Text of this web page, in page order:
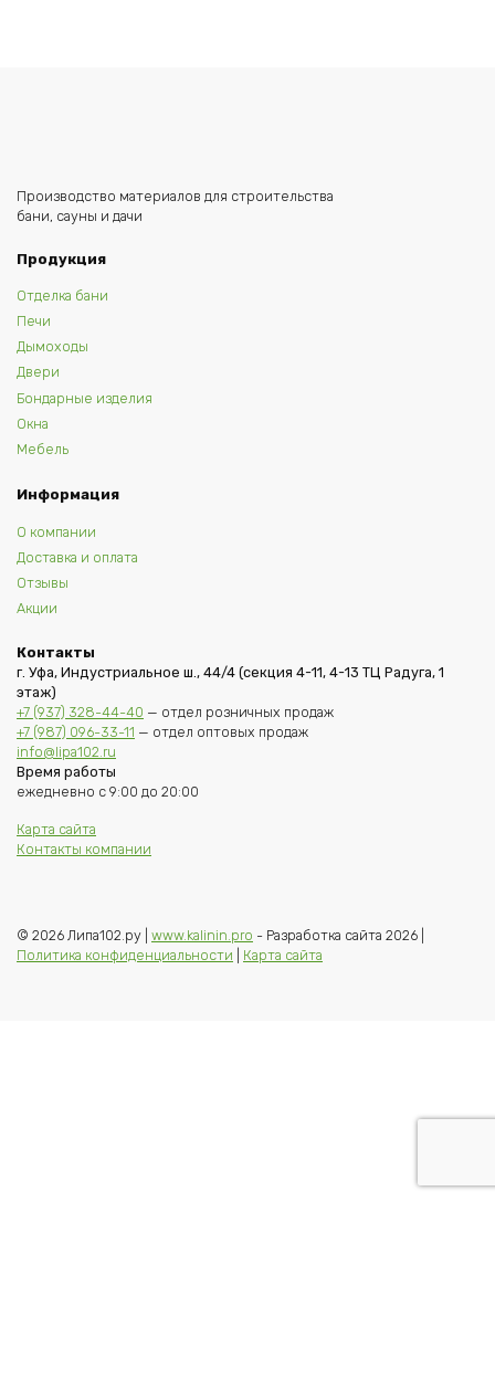
Производство материалов для строительства
бани, сауны и дачи
Продукция
Отделка бани
Печи
Дымоходы
Двери
Бондарные изделия
Окна
Мебель
Информация
О компании
Доставка и оплата
Отзывы
Акции
Контакты
г. Уфа, Индустриальное ш., 44/4 (секция 4-11, 4-13 ТЦ Радуга, 1
этаж)
+7 (937) 328-44-40 — отдел розничных продаж
+7 (987) 096-33-11 — отдел оптовых продаж
info@lipa102.ru
Время работы
ежедневно с 9:00 до 20:00
Карта сайта
Контакты компании
© 2026 Липа102.ру | www.kalinin.pro - Разработка сайта 2026 |
Политика конфиденциальности
Карта сайта